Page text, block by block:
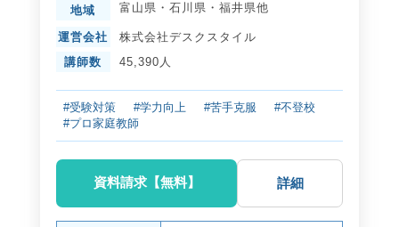
地域 富山県 ・ 石川県 ・ 福井県他
運営会社
株式会社デスクスタイル
講師数
45,390人
#受験対策 #学力向上 #苦手克服
#不登校
#プロ家庭教師
資料請求【無料】 詳細